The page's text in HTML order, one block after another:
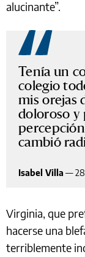
alucinante”.
Tenía un
colegio
mis orejas
doloroso y
cambió
Isabel Villa —
Virginia, que
hacerse una
terriblemente